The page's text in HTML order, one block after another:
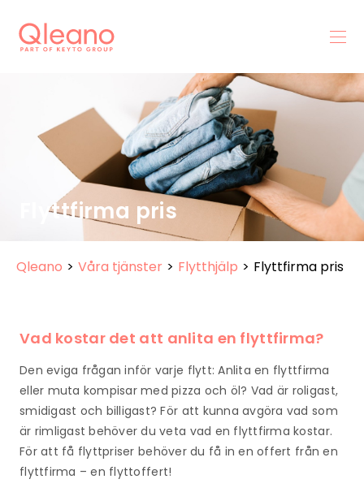
Flyttfirma pris
Qleano > Våra tjänster > Flytthjälp > Flyttfirma pris
Vad kostar det att anlita en flyttfirma?
Den eviga frågan inför varje flytt: Anlita en flyttfirma
eller muta kompisar med pizza och öl? Vad är roligast,
smidigast och billigast? För att kunna avgöra vad som
är rimligast behöver du veta vad en flyttfirma kostar.
För att få flyttpriser behöver du få in en offert från en
flyttfirma – en flyttoffert!